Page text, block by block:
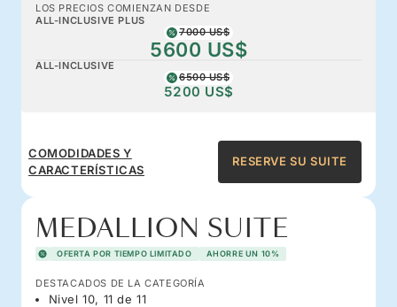
LOS PRECIOS COMIENZAN DESDE
ALL-INCLUSIVE PLUS
7000 US$
5600 US$
ALL-INCLUSIVE
6500 US$
5200 US$
COMODIDADES Y
CARACTERÍSTICAS
RESERVE SU SUITE
MEDALLION SUITE
OFERTA POR TIEMPO LIMITADO AHORRE UN 10%
DESTACADOS DE LA CATEGORÍA
Nivel 10, 11 de 11